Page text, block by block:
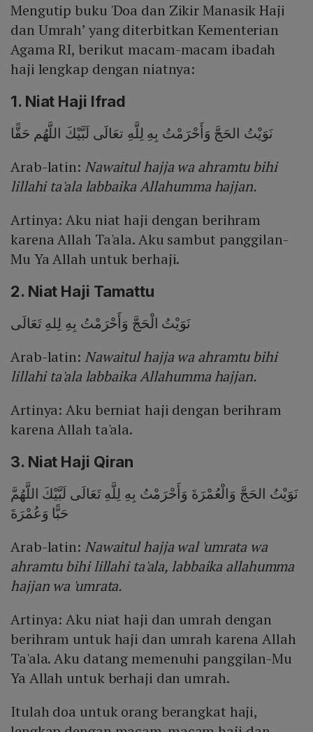
Mengutip buku 'Doa dan Zikir Manasik Haji
dan Umrah’ yang diterbitkan Kementerian
Agama RI, berikut macam-macam ibadah
haji lengkap dengan niatnya:
1. Niat Haji Ifrad
نَوَيْتُ الحَجَّ وَأَحْرَمْتُ بِهِ لِلَّهِ تعَالَى لَبَّيْكَ اللَّهُم حَقًّا
Arab-latin: Nawaitul hajja wa ahramtu bihi
lillahi ta'ala labbaika Allahumma hajjan.
Artinya: Aku niat haji dengan berihram
karena Allah Ta'ala. Aku sambut panggilan-
Mu Ya Allah untuk berhaji.
2. Niat Haji Tamattu
نَوَيْتُ الْحَجَّ وَأَحْرَمْتُ بِهِ لِلهِ تَعَالَى
Arab-latin: Nawaitul hajja wa ahramtu bihi
lillahi ta'ala labbaika Allahumma hajjan.
Artinya: Aku berniat haji dengan berihram
karena Allah ta'ala.
3. Niat Haji Qiran
نَوَيْتُ الحَجَّ وَالْعُمْرَةَ وَأَحْرَمْتُ بِهِ لِلَّهِ تَعَالَى لَبَّيْكَ اللَّهُمَّ
حَبًّا وَعُمْرَةَ
Arab-latin: Nawaitul hajja wal 'umrata wa
ahramtu bihi lillahi ta'ala, labbaika allahumma
hajjan wa 'umrata.
Artinya: Aku niat haji dan umrah dengan
berihram untuk haji dan umrah karena Allah
Ta'ala. Aku datang memenuhi panggilan-Mu
Ya Allah untuk berhaji dan umrah.
Itulah doa untuk orang berangkat haji,